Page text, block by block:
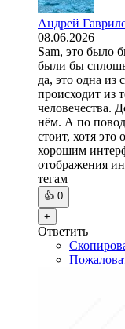
Андрей
08.06.2026
Sam, это было
были бы
да, это одна
происходит из
человечества.
нём. А по
стоит, хотя
хорошим
отображения
тегам
👍 0
+
Ответить